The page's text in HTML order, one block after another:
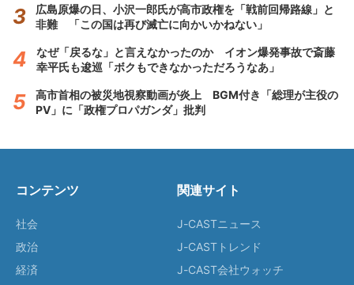
広島原爆の日、小沢一郎氏が高市政権を「戦前回帰路線」と
非難 「この国は再び滅亡に向かいかねない」
なぜ「戻るな」と言えなかったのか イオン爆発事故で斎藤
幸平氏も逡巡「ボクもできなかっただろうなあ」
高市首相の被災地視察動画が炎上 BGM付き「総理が主役の
PV」に「政権プロパガンダ」批判
コンテンツ
社会
政治
経済
関連サイト
J-CASTニュース
J-CASTトレンド
J-CAST会社ウォッチ